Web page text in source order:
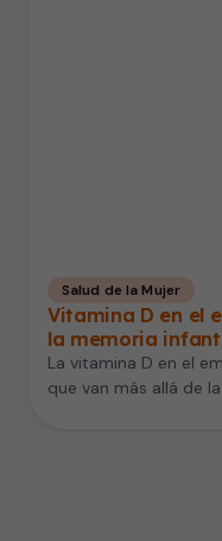
Salud de la Mujer
Vitamina D en el
la memoria
La vitamina D en el
que van más allá de